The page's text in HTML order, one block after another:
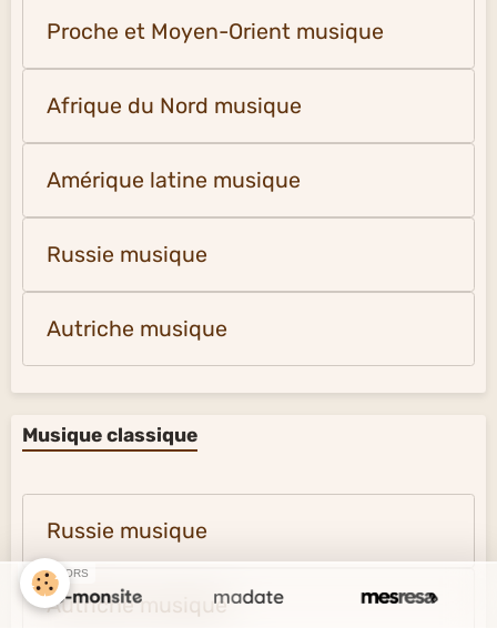
Proche et Moyen-Orient musique
Afrique du Nord musique
Amérique latine musique
Russie musique
Autriche musique
Musique classique
Russie musique
Autriche musique
SPONSORS